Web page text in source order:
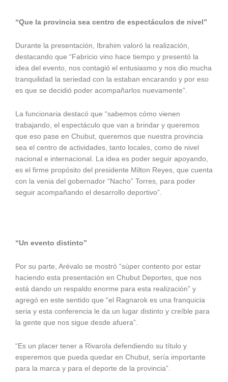
“Que la provincia sea centro de espectáculos de nivel”
Durante la presentación, Ibrahim valoró la realización,
destacando que “Fabricio vino hace tiempo y presentó la
idea del evento, nos contagió el entusiasmo y nos dio mucha
tranquilidad la seriedad con la estaban encarando y por eso
es que se decidió poder acompañarlos nuevamente”.
La funcionaria destacó que “sabemos cómo vienen
trabajando, el espectáculo que van a brindar y queremos
que eso pase en Chubut, queremos que nuestra provincia
sea el centro de actividades, tanto locales, como de nivel
nacional e internacional. La idea es poder seguir apoyando,
es el firme propósito del presidente Milton Reyes, que cuenta
con la venia del gobernador “Nacho” Torres, para poder
seguir acompañando el desarrollo deportivo”.
“Un evento distinto”
Por su parte, Arévalo se mostró “súper contento por estar
haciendo esta presentación en Chubut Deportes, que nos
está dando un respaldo enorme para esta realización” y
agregó en este sentido que “el Ragnarok es una franquicia
seria y esta conferencia le da un lugar distinto y creíble para
la gente que nos sigue desde afuera”.
“Es un placer tener a Rivarola defendiendo su título y
esperemos que pueda quedar en Chubut, sería importante
para la marca y para el deporte de la provincia”.